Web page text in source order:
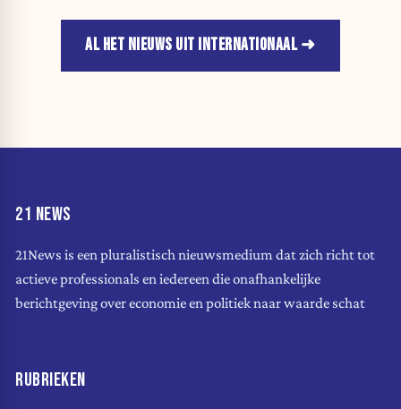
AL HET NIEUWS UIT INTERNATIONAAL
21 NEWS
21News is een pluralistisch nieuwsmedium dat zich richt tot
actieve professionals en iedereen die onafhankelijke
berichtgeving over economie en politiek naar waarde schat
RUBRIEKEN